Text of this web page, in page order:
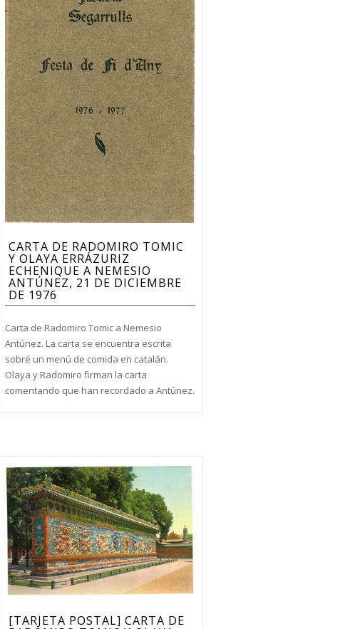
CARTA DE RADOMIRO TOMIC
Y OLAYA ERRÁZURIZ
ECHENIQUE A NEMESIO
ANTÚNEZ, 21 DE DICIEMBRE
DE 1976
Carta de Radomiro Tomic a Nemesio
Antúnez. La carta se encuentra escrita
sobré un menú de comida en catalán.
Olaya y Radomiro firman la carta
comentando que han recordado a Antúnez.
[TARJETA POSTAL] CARTA DE